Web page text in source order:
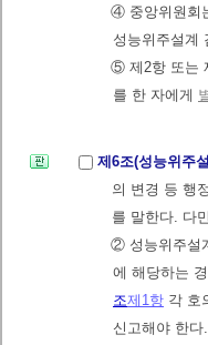
④ 중앙위원회
성능위주설계
⑤ 제2항 또는
를 한 자에게
제6조(성능위주
의 변경 등 행
를 말한다. 다
② 성능위주설
에 해당하는
조제1항 각 호
신고해야 한다.